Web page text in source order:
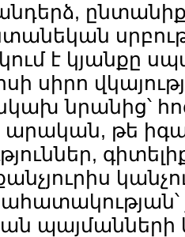
է կյանքը
սիրո
նրանից՝
թե
պայմանների